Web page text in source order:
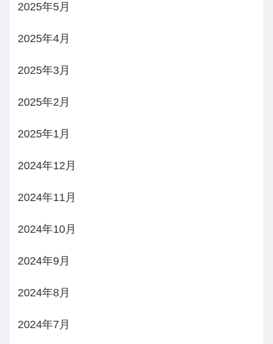
2025年5月
2025年4月
2025年3月
2025年2月
2025年1月
2024年12月
2024年11月
2024年10月
2024年9月
2024年8月
2024年7月